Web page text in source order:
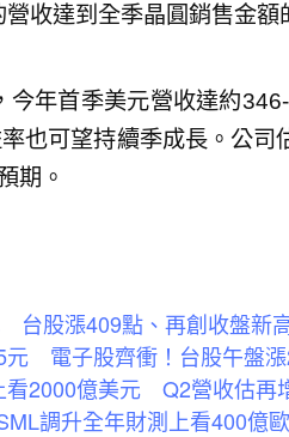
收達到全季晶圓銷售金額
今年首季美元營收達約
也可望持續季成長。公司
期。
台股漲409點、再創收盤新
元 電子股齊衝！台股午盤
2000億美元 Q2營收估再
調升全年財測上看400億